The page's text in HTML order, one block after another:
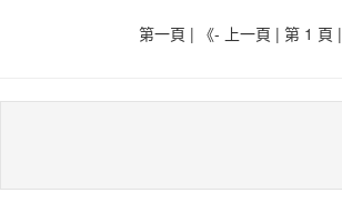
第一頁 | 《- 上一頁 | 第 1 頁 |